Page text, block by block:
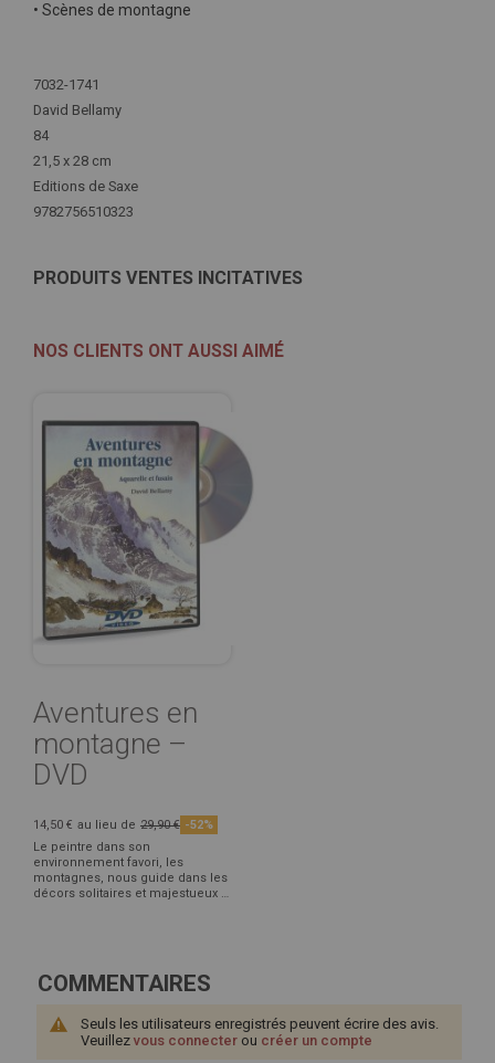
• Scènes de montagne
d'infos
7032-1741
David Bellamy
84
21,5 x 28 cm
Editions de Saxe
9782756510323
PRODUITS VENTES INCITATIVES
NOS CLIENTS ONT AUSSI AIMÉ
Aventures en
montagne –
DVD
14,50 € au lieu de 29,90 € -52%
Le peintre dans son
environnement favori, les
montagnes, nous guide dans les
décors solitaires et majestueux …
COMMENTAIRES
Seuls les utilisateurs enregistrés peuvent écrire des avis.
Veuillez vous connecter ou créer un compte